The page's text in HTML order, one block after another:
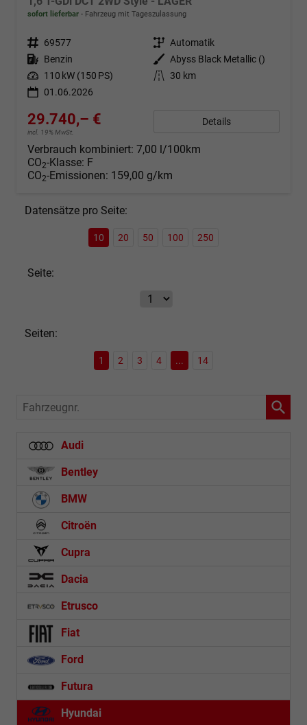
sofort lieferbar Fahrzeug mit Tageszulassung
Fahrzeugnr. 69577 Getriebe Automatik
Kraftstoff Benzin Außenfarbe
Abyss Black Metallic ()
Leistung 110 kW (150 PS) Kilometerstand
30 km
01.06.2026
29.740,– €
incl. 19% MwSt.
Details
Verbrauch kombiniert: 7,00 l/100km
CO2-Klasse: F
CO2-Emissionen: 159,00 g/km
Datensätze pro Seite:
10 20 50 100 250
Seite:
Seiten:
1 2 3 4 ... 14
Fahrzeugnr.
Audi
Bentley
BMW
Citroën
Cupra
Dacia
Etrusco
Fiat
Ford
Futura
Hyundai